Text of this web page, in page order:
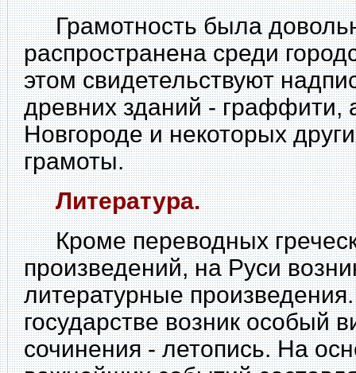
Грамотность была
распространена среди
этом свидетельствуют
древних зданий - граффити,
Новгороде и некоторых
грамоты.
Литература.
Кроме переводных
произведений, на Руси
литературные
государстве возник особый
сочинения - летопись. На